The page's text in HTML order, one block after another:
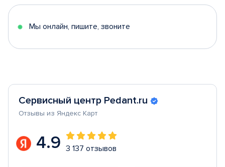
5
Мы онлайн, пишите, звоните
Сервисный центр Pedant.ru
Отзывы из Яндекс Карт
4.9 3 137 отзывов